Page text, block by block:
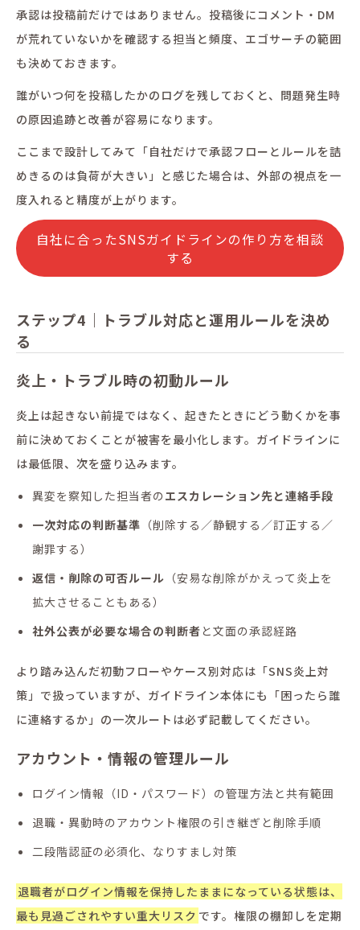
承認は投稿前だけではありません。投稿後にコメント・DM
が荒れていないかを確認する担当と頻度、エゴサーチの範囲
も決めておきます。
誰がいつ何を投稿したかのログを残しておくと、問題発生時
の原因追跡と改善が容易になります。
ここまで設計してみて「自社だけで承認フローとルールを詰
めきるのは負荷が大きい」と感じた場合は、外部の視点を一
度入れると精度が上がります。
自社に合ったSNSガイドラインの作り方を相談
する
ステップ4｜トラブル対応と運用ルールを決め
る
炎上・トラブル時の初動ルール
炎上は起きない前提ではなく、起きたときにどう動くかを事
前に決めておくことが被害を最小化します。ガイドラインに
は最低限、次を盛り込みます。
異変を察知した担当者の エスカレーション先と連絡手段
一次対応の判断基準 （削除する／静観する／訂正する／
謝罪する）
返信・削除の可否ルール （安易な削除がかえって炎上を
拡大させることもある）
社外公表が必要な場合の判断者 と文面の承認経路
より踏み込んだ初動フローやケース別対応は「SNS炎上対
策」で扱っていますが、ガイドライン本体にも「困ったら誰
に連絡するか」の一次ルートは必ず記載してください。
アカウント・情報の管理ルール
ログイン情報（ID・パスワード）の管理方法と共有範囲
退職・異動時のアカウント権限の引き継ぎと削除手順
二段階認証の必須化、なりすまし対策
退職者がログイン情報を保持したままになっている状態は、
最も見過ごされやすい重大リスク です。権限の棚卸しを定期